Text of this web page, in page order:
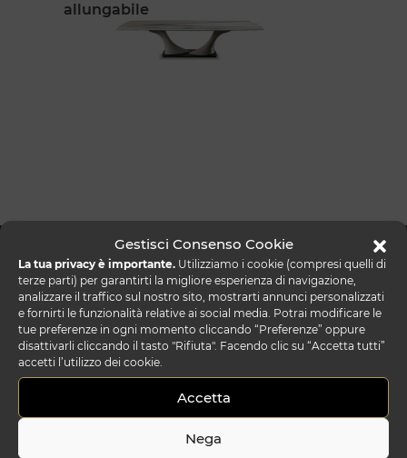
Gestisci Consenso Cookie
La tua privacy è importante. Utilizziamo i cookie (compresi quelli di
terze parti) per garantirti la migliore esperienza di navigazione,
analizzare il traffico sul nostro sito, mostrarti annunci personalizzati
e fornirti le funzionalità relative ai social media. Potrai modificare le
tue preferenze in ogni momento cliccando “Preferenze” oppure
disattivarli cliccando il tasto "Rifiuta". Facendo clic su “Accetta tutti”
accetti l’utilizzo dei cookie.
Accetta
Nega
allungabile